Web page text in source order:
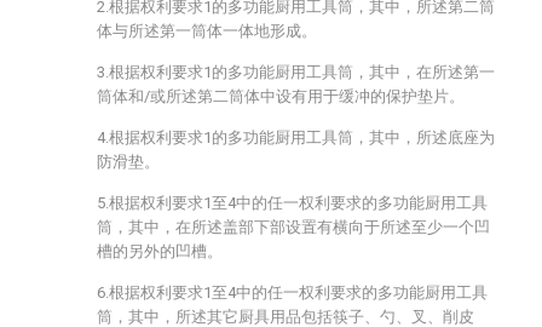
2.根据权利要求1的多功能厨用工具筒，其中，所述第二筒
体与所述第一筒体一体地形成。
3.根据权利要求1的多功能厨用工具筒，其中，在所述第一
筒体和/或所述第二筒体中设有用于缓冲的保护垫片。
4.根据权利要求1的多功能厨用工具筒，其中，所述底座为
防滑垫。
5.根据权利要求1至4中的任一权利要求的多功能厨用工具
筒，其中，在所述盖部下部设置有横向于所述至少一个凹
槽的另外的凹槽。
6.根据权利要求1至4中的任一权利要求的多功能厨用工具
筒，其中，所述其它厨具用品包括筷子、勺、叉、削皮